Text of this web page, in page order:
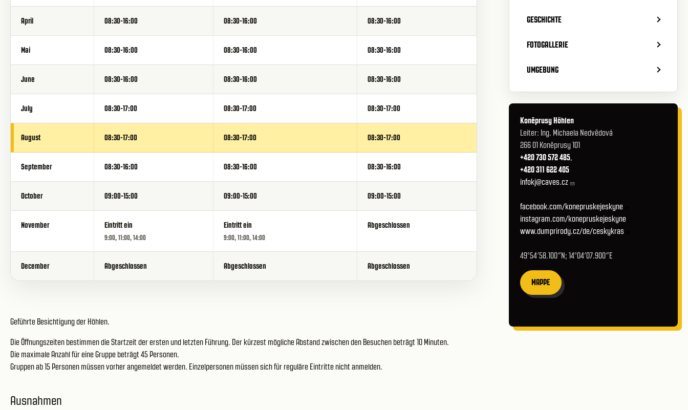
April 08:30-16:00 08:30-16:00 08:30-16:00
Mai 08:30-16:00 08:30-16:00 08:30-16:00
June 08:30-16:00 08:30-16:00 08:30-16:00
July 08:30-17:00 08:30-17:00 08:30-17:00
August 08:30-17:00 08:30-17:00 08:30-17:00
September 08:30-16:00 08:30-16:00 08:30-16:00
October 09:00-15:00 09:00-15:00 09:00-15:00
November Eintritt ein
9:00, 11:00, 14:00
Eintritt ein
9:00, 11:00, 14:00
Abgeschlossen
December Abgeschlossen Abgeschlossen Abgeschlossen
Geführte Besichtigung der Höhlen.
Die Öffnungszeiten bestimmen die Startzeit der ersten und letzten Führung. Der kürzest mögliche Abstand zwischen den Besuchen beträgt 10 Minuten.
Die maximale Anzahl für eine Gruppe beträgt 45 Personen.
Gruppen ab 15 Personen müssen vorher angemeldet werden. Einzelpersonen müssen sich für reguläre Eintritte nicht anmelden.
Ausnahmen
GESCHICHTE
FOTOGALLERIE
UMGEBUNG
Koněprusy Höhlen
Leiter: Ing. Michaela Nedvědová
266 01 Koněprusy 101
+420 730 572 485,
+420 311 622 405
infokj@caves.cz
facebook.com/konepruskejeskyne
instagram.com/konepruskejeskyne
www.dumprirody.cz/de/ceskykras
49°54′58.100″N; 14°04′07.900″E
MAPPE